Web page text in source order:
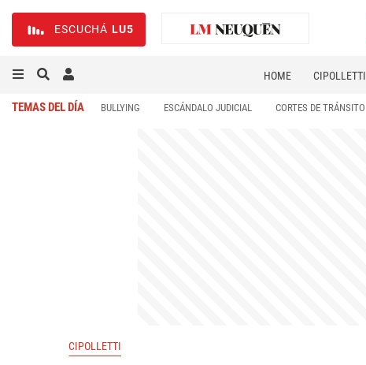
ESCUCHÁ LU5
HOME CIPOLLETTI
TEMAS DEL DÍA BULLYING ESCÁNDALO JUDICIAL CORTES DE TRÁNSITO
CIPOLLETTI